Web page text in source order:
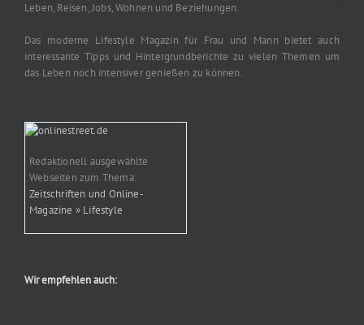
Leben, Reisen, Jobs, Wohnen und Beziehungen.
Das moderne Lifestyle Magazin für Frau und Mann bietet auch
interessante Tipps und Hintergrundberichte zu vielen Themen um
das Leben noch intensiver genießen zu können.
Redaktionell ausgewählte
Webseiten zum Thema:
Zeitschriften und Online-
Magazine » Lifestyle
Wir empfehlen auch: